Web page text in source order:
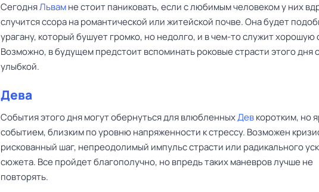
СегодняЛьвамне стоит паниковать, если с любимым человеком у них
случится ссора на романтической или житейской почве. Она будет
урагану, который бушует громко, но недолго, и в чем-то служит хорошую
Возможно, в будущем предстоит вспоминать роковые страсти этого дня с
улыбкой.
Дева
События этого дня могут обернуться для влюбленныхДевкоротким, но
событием, близким по уровню напряженности к стрессу. Возможен
рискованный шаг, непреодолимый импульс страсти или радикального
сюжета. Все пройдет благополучно, но впредь таких маневров лучше не
повторять.